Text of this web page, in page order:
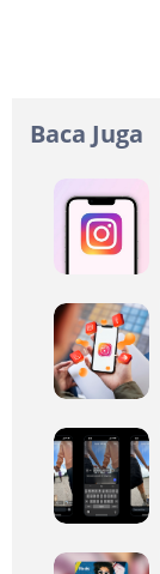
Baca Juga